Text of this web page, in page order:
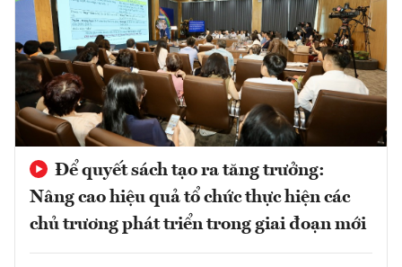
Để quyết sách tạo ra tăng trưởng:
Nâng cao hiệu quả tổ chức thực hiện các
chủ trương phát triển trong giai đoạn mới